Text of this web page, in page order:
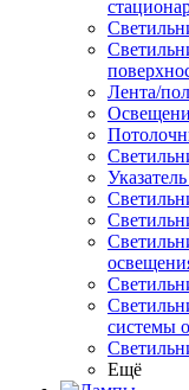
Лента/
системы
Ещё